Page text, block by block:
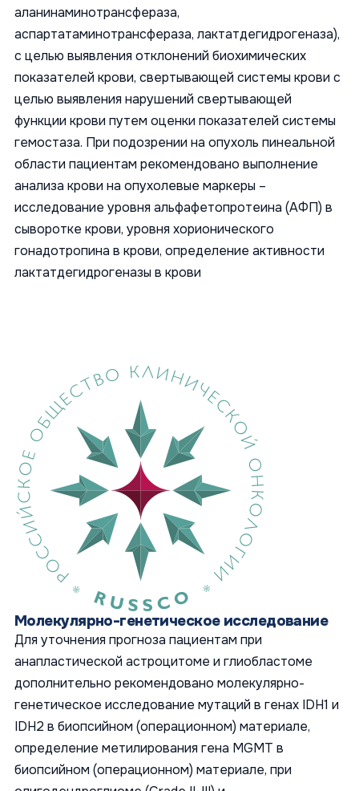
аланинаминотрансфераза,
аспартатаминотрансфераза, лактатдегидрогеназа),
с целью выявления отклонений биохимических
показателей крови, свертывающей системы крови с
целью выявления нарушений свертывающей
функции крови путем оценки показателей системы
гемостаза. При подозрении на опухоль пинеальной
области пациентам рекомендовано выполнение
анализа крови на опухолевые маркеры –
исследование уровня альфафетопротеина (АФП) в
сыворотке крови, уровня хорионического
гонадотропина в крови, определение активности
лактатдегидрогеназы в крови
Молекулярно-генетическое исследование
Для уточнения прогноза пациентам при
анапластической астроцитоме и глиобластоме
дополнительно рекомендовано молекулярно-
генетическое исследование мутаций в генах IDH1 и
IDH2 в биопсийном (операционном) материале,
определение метилирования гена MGMT в
биопсийном (операционном) материале, при